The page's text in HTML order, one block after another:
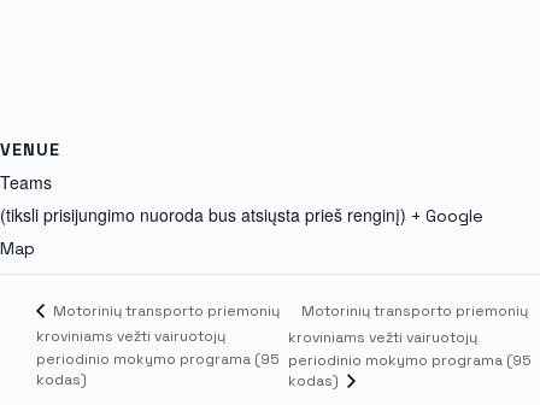
VENUE
Teams
(tiksli prisijungimo nuoroda bus atsiųsta prieš renginį) + Google
Map
Motorinių transporto priemonių
kroviniams vežti vairuotojų
periodinio mokymo programa (95
kodas)
Motorinių transporto priemonių
kroviniams vežti vairuotojų
periodinio mokymo programa (95
kodas)